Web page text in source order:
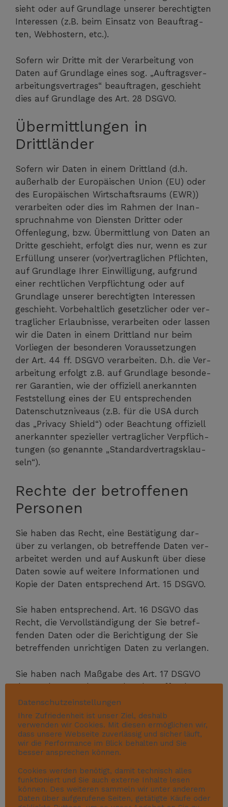
sieht oder auf Grund­la­ge unse­rer berech­tig­ten
Inter­es­sen (z.B. beim Ein­satz von Beauf­trag­
ten, Web­hos­tern, etc.).
Sofern wir Drit­te mit der Ver­ar­bei­tung von
Daten auf Grund­la­ge eines sog. „Auf­trags­ver­
ar­bei­tungs­ver­tra­ges“ beauf­tra­gen, geschieht
dies auf Grund­la­ge des Art. 28 DSGVO.
Übermittlungen in
Drittländer
Sofern wir Daten in einem Dritt­land (d.h.
außer­halb der Euro­päi­schen Uni­on (EU) oder
des Euro­päi­schen Wirt­schafts­raums (EWR))
ver­ar­bei­ten oder dies im Rah­men der Inan­
spruch­nah­me von Diens­ten Drit­ter oder
Offen­le­gung, bzw. Über­mitt­lung von Daten an
Drit­te geschieht, erfolgt dies nur, wenn es zur
Erfül­lung unse­rer (vor)vertraglichen Pflich­ten,
auf Grund­la­ge Ihrer Ein­wil­li­gung, auf­grund
einer recht­li­chen Ver­pflich­tung oder auf
Grund­la­ge unse­rer berech­tig­ten Inter­es­sen
geschieht. Vor­be­halt­lich gesetz­li­cher oder ver­
trag­li­cher Erlaub­nis­se, ver­ar­bei­ten oder las­sen
wir die Daten in einem Dritt­land nur beim
Vor­lie­gen der beson­de­ren Vor­aus­set­zun­gen
der Art. 44 ff. DSGVO ver­ar­bei­ten. D.h. die Ver­
ar­bei­tung erfolgt z.B. auf Grund­la­ge beson­de­
rer Garan­tien, wie der offi­zi­ell aner­kann­ten
Fest­stel­lung eines der EU ent­spre­chen­den
Daten­schutz­ni­veaus (z.B. für die USA durch
das „Pri­va­cy Shield“) oder Beach­tung offi­zi­ell
aner­kann­ter spe­zi­el­ler ver­trag­li­cher Ver­pflich­
tun­gen (so genann­te „Stan­dard­ver­trags­klau­
seln“).
Rechte der betroffenen
Personen
Sie haben das Recht, eine Bestä­ti­gung dar­
über zu ver­lan­gen, ob betref­fen­de Daten ver­
ar­bei­tet wer­den und auf Aus­kunft über die­se
Daten sowie auf wei­te­re Infor­ma­tio­nen und
Kopie der Daten ent­spre­chend Art. 15 DSGVO.
Sie haben ent­spre­chend. Art. 16 DSGVO das
Recht, die Ver­voll­stän­di­gung der Sie betref­
fen­den Daten oder die Berich­ti­gung der Sie
betref­fen­den unrich­ti­gen Daten zu verlangen.
Sie haben nach Maß­ga­be des Art. 17 DSGVO
das Recht zu ver­lan­gen, dass betref­fen­de
Daten unver­züg­lich gelöscht wer­den, bzw.
alter­na­tiv nach Maß­ga­be des Art. 18 DSGVO
eine Ein­schrän­kung der Ver­ar­bei­tung der
Daten zu verlangen.
Sie betref­fen­den Daten, die Sie uns bereit­ge­
stellt haben nach Maß­ga­be des Art. 20 DSGVO
zu erhal­ten und deren Über­mitt­lung an ande­
Datenschutzeinstellungen
Ihre Zufriedenheit ist unser Ziel, deshalb
verwenden wir Cookies. Mit diesen ermöglichen wir,
dass unsere Webseite zuverlässig und sicher läuft,
wir die Performance im Blick behalten und Sie
besser ansprechen können.
Cookies werden benötigt, damit technisch alles
funktioniert und Sie auch externe Inhalte lesen
können. Des weiteren sammeln wir unter anderem
Daten über aufgerufene Seiten, getätigte Käufe oder